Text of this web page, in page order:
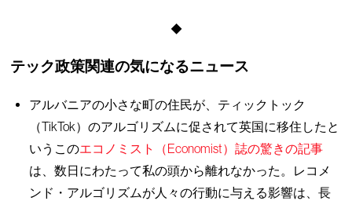
◆
テック政策関連の気になるニュース
アルバニアの小さな町の住民が、ティックトック
（TikTok）のアルゴリズムに促されて英国に移住したと
いうこのエコノミスト（Economist）誌の驚きの記事
は、数日にわたって私の頭から離れなかった。レコメ
ンド・アルゴリズムが人々の行動に与える影響は、長